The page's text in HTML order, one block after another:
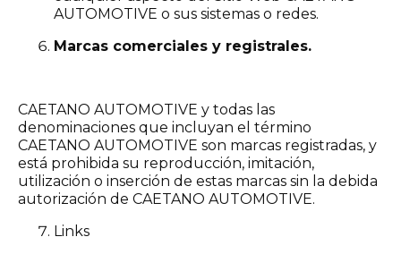
AUTOMOTIVE o sus sistemas o redes.
Marcas comerciales y registrales.
CAETANO AUTOMOTIVE y todas las
denominaciones que incluyan el término
CAETANO AUTOMOTIVE son marcas registradas, y
está prohibida su reproducción, imitación,
utilización o inserción de estas marcas sin la debida
autorización de CAETANO AUTOMOTIVE.
Links